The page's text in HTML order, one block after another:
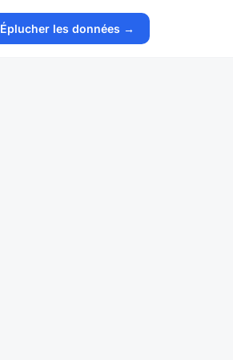
Éplucher les données →